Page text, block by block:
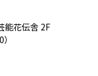
能花伝舎 2F